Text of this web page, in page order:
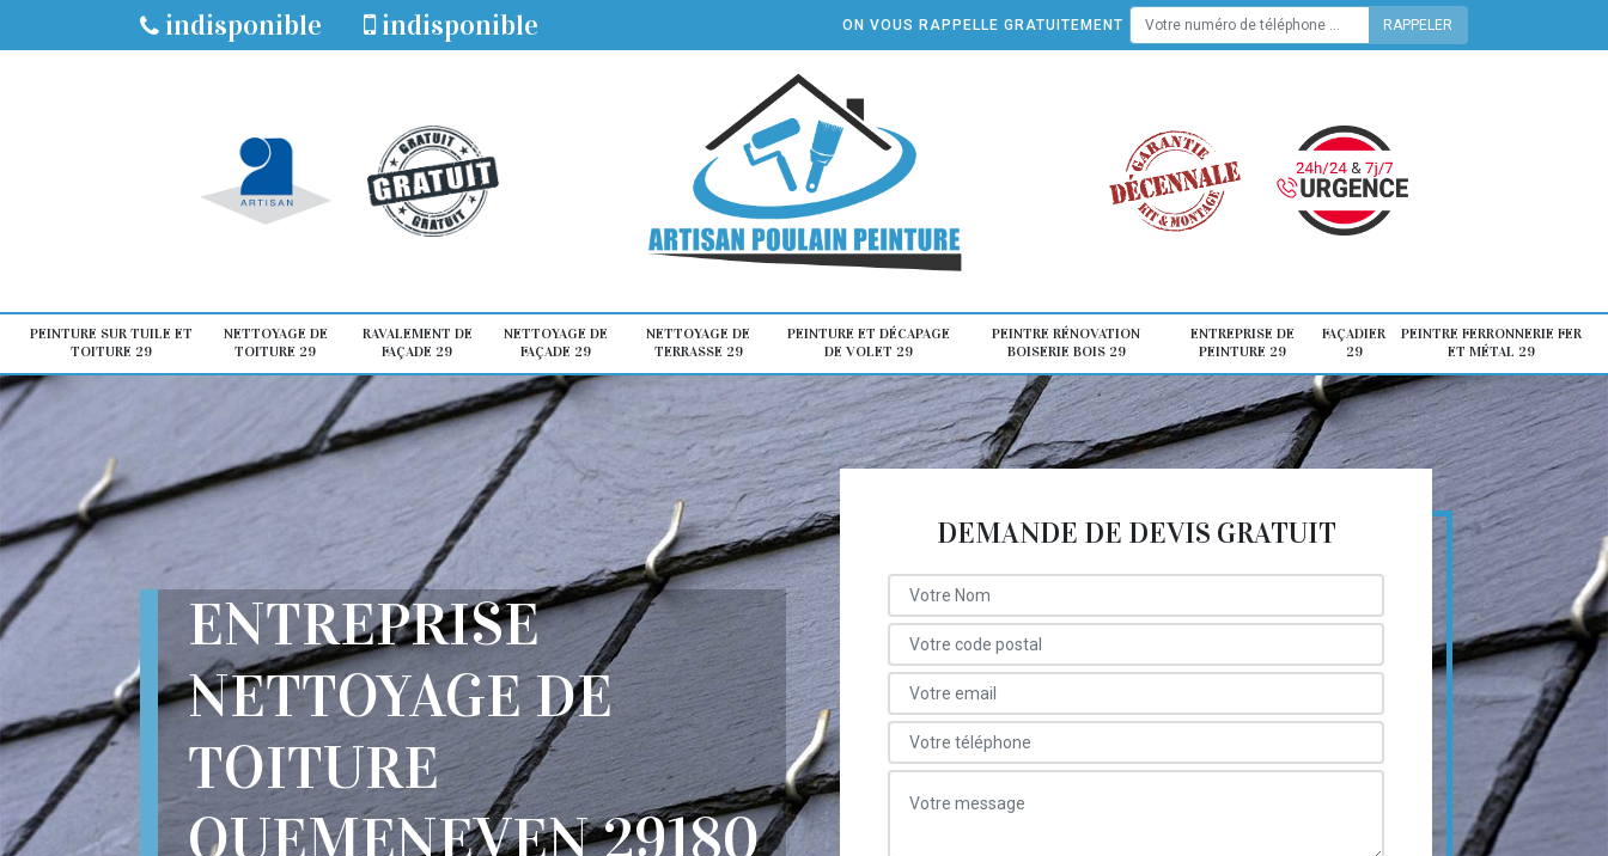
indisponible indisponible ON VOUS RAPPELLE GRATUITEMENT
PEINTURE SUR TUILE ET
TOITURE 29
NETTOYAGE DE
TOITURE 29
RAVALEMENT DE
FAÇADE 29
NETTOYAGE DE
FAÇADE 29
NETTOYAGE DE
TERRASSE 29
PEINTURE ET DÉCAPAGE
DE VOLET 29
PEINTRE RÉNOVATION
BOISERIE BOIS 29
ENTREPRISE DE
PEINTURE 29
FAÇADIER
29
PEINTRE FERRONNERIE FER
ET MÉTAL 29
ENTREPRISE
NETTOYAGE DE
TOITURE
QUEMENEVEN 29180
DEMANDE DE DEVIS GRATUIT